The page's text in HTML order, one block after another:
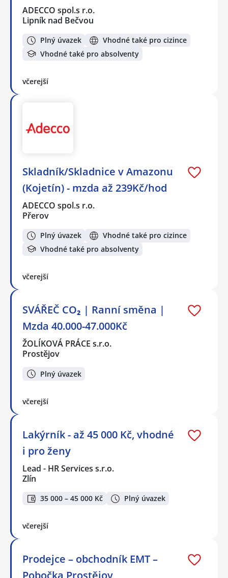
ADECCO spol.s r.o.
Lipník nad Bečvou
Plný úvazek
Vhodné také pro cizince
Vhodné také pro absolventy
včerejší
Skladník/Skladnice v Amazonu
(Kojetín) - mzda až 239Kč/hod
ADECCO spol.s r.o.
Přerov
Plný úvazek
Vhodné také pro cizince
Vhodné také pro absolventy
včerejší
SVÁŘEČ CO₂ | Ranní směna |
Mzda 40.000-47.000Kč
ŽOLÍKOVÁ PRÁCE s.r.o.
Prostějov
Plný úvazek
včerejší
Lakýrník - až 45 000 Kč, vhodné
i pro ženy
Lead - HR Services s.r.o.
Zlín
35 000 – 45 000 Kč Plný úvazek
včerejší
Prodejce – obchodník EMT –